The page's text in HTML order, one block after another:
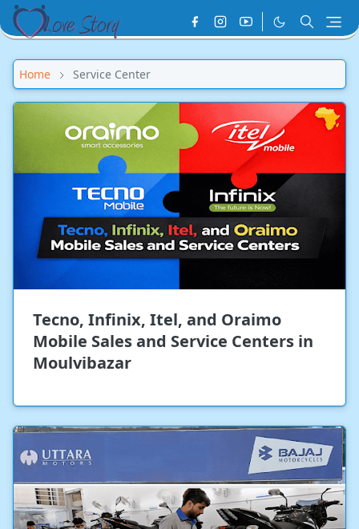
Home Service Center
Tecno, Infinix, Itel, and Oraimo
Mobile Sales and Service Centers in
Moulvibazar